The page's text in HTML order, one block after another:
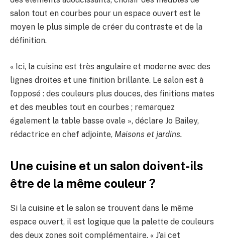
salon tout en courbes pour un espace ouvert est le
moyen le plus simple de créer du contraste et de la
définition.
« Ici, la cuisine est très angulaire et moderne avec des
lignes droites et une finition brillante. Le salon est à
l’opposé : des couleurs plus douces, des finitions mates
et des meubles tout en courbes ; remarquez
également la table basse ovale », déclare Jo Bailey,
rédactrice en chef adjointe, Maisons et jardins.
Une cuisine et un salon doivent-ils
être de la même couleur ?
Si la cuisine et le salon se trouvent dans le même
espace ouvert, il est logique que la palette de couleurs
des deux zones soit complémentaire. « J’ai cet